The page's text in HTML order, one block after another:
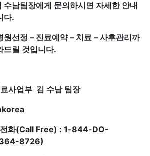
수남팀장에게 문의하시면 자세한 안내
다.
원선정 – 진료예약 – 치료 – 사후관리까
드릴 것입니다.
사업부 김 수남 팀장
전화(Call Free) : 1-844-DO-
8726)